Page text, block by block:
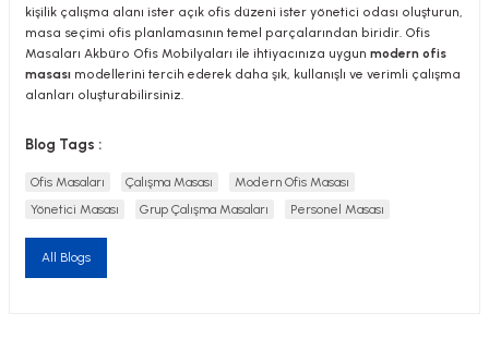
kişilik çalışma alanı ister açık ofis düzeni ister yönetici odası oluşturun,
masa seçimi ofis planlamasının temel parçalarından biridir. Ofis
Masaları Akbüro Ofis Mobilyaları ile ihtiyacınıza uygun modern ofis
masası modellerini tercih ederek daha şık, kullanışlı ve verimli çalışma
alanları oluşturabilirsiniz.
Blog Tags :
Ofis Masaları Çalışma Masası
Modern Ofis Masası
Yönetici Masası
Grup Çalışma Masaları Personel Masası
All Blogs